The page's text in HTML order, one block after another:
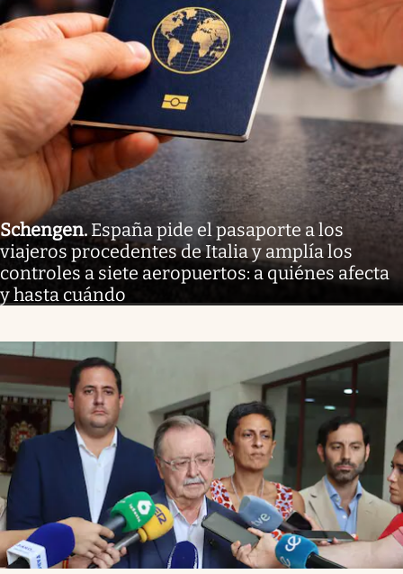
Schengen. España pide el pasaporte a los
viajeros procedentes de Italia y amplía los
controles a siete aeropuertos: a quiénes afecta
y hasta cuándo